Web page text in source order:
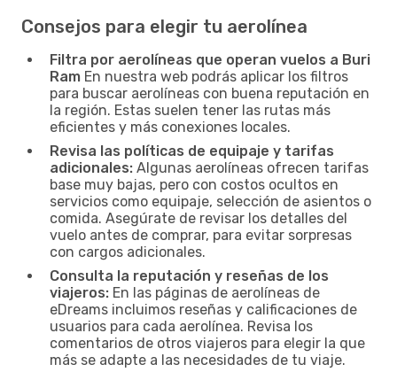
Consejos para elegir tu aerolínea
Filtra por aerolíneas que operan vuelos a Buri
Ram En nuestra web podrás aplicar los filtros
para buscar aerolíneas con buena reputación en
la región. Estas suelen tener las rutas más
eficientes y más conexiones locales.
Revisa las políticas de equipaje y tarifas
adicionales: Algunas aerolíneas ofrecen tarifas
base muy bajas, pero con costos ocultos en
servicios como equipaje, selección de asientos o
comida. Asegúrate de revisar los detalles del
vuelo antes de comprar, para evitar sorpresas
con cargos adicionales.
Consulta la reputación y reseñas de los
viajeros: En las páginas de aerolíneas de
eDreams incluimos reseñas y calificaciones de
usuarios para cada aerolínea. Revisa los
comentarios de otros viajeros para elegir la que
más se adapte a las necesidades de tu viaje.